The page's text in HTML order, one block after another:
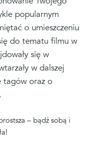
popularnym
o umieszczeniu
do tematu filmu w
się w
w dalszej
tagów oraz o
– bądź sobą i